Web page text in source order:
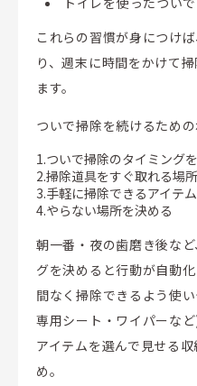
これらの習慣が身につけ
り、週末に時間をかけて
ます。
ついで掃除を続けるため
1.ついで掃除のタイミング
2.掃除道具をすぐ取れる場
3.手軽に掃除できるアイテ
4.やらない場所を決める
朝一番・夜の歯磨き後な
グを決めると行動が自動
間なく掃除できるよう使
専用シート・ワイパーな
アイテムを選んで見せる
め。